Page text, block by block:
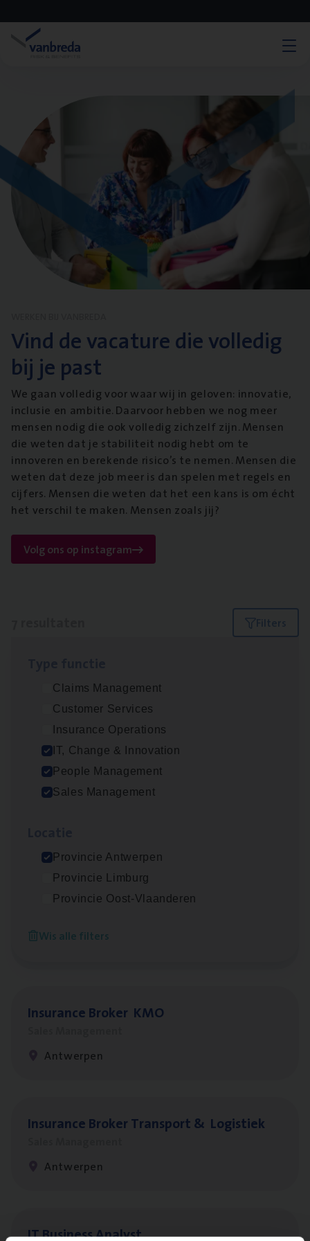
Vind de vacature die volledig
bij je past
We gaan volledig voor waar wij in geloven: innovatie,
inclusie en ambitie. Daarvoor hebben we nog meer
mensen nodig die ook volledig zichzelf zijn. Mensen
die weten dat je stabiliteit nodig hebt om te
innoveren en berekende risico’s te nemen. Mensen die
weten dat deze job meer is dan spelen met regels en
cijfers. Mensen die weten dat het een kans is om écht
het verschil te maken. Mensen zoals jij?
Volg ons op instagram
Filters
Claims Management
Customer Services
Insurance Operations
IT, Change & Innovation
People Management
Sales Management
Provincie Antwerpen
Provincie Limburg
Provincie Oost-Vlaanderen
Wis alle filters
(Agi­le)ITPro­ject Manager
IT, Change & Innovation
Antwerpen
Busi­ness Mana­ger Mari­ne Cargo
Cor­po­ra­te Insu­ran­ce Bro­ker Property
Antwerpen
Insu­ran­ce Bro­ker KMO
Antwerpen
Insu­ran­ce Bro­ker Trans­port& Logistiek
Antwerpen
ITBusi­ness Analyst